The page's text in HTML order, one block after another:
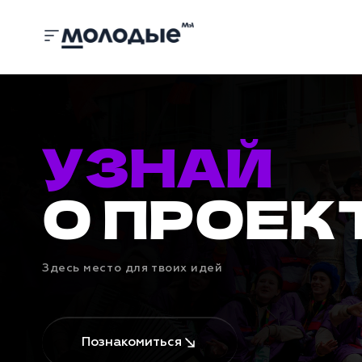
Главная
УЗНАЙ
О
Здесь место для твоих идей
Познакомиться